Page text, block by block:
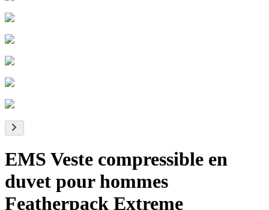
EMS Veste compressible en
duvet pour hommes
Featherpack Extreme